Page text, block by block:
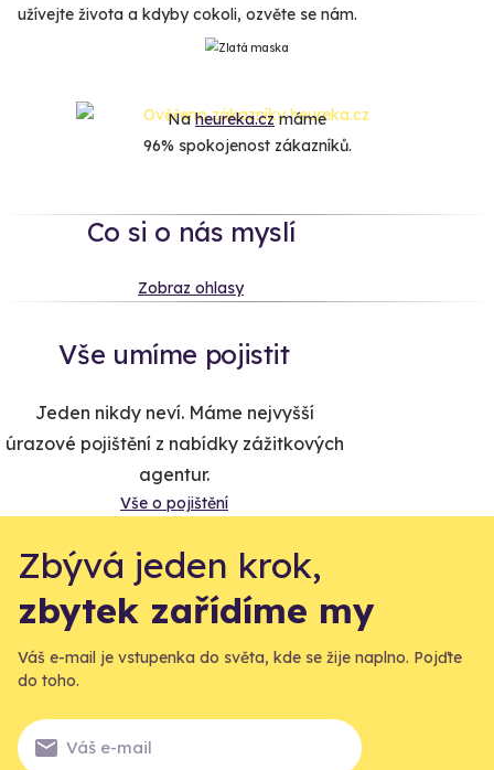
užívejte života a kdyby cokoli, ozvěte se nám.
Naheureka.czmáme
96% spokojenost zákazníků.
Co si o nás myslí
Zobraz ohlasy
Vše umíme pojistit
Jeden nikdy neví. Máme nejvyšší
úrazové pojištění z nabídky zážitkových
agentur.
Vše o pojištění
Zbývá jeden krok,
zbytek zařídíme my
Váš e-mail je vstupenka do světa, kde se žije naplno. Pojďte
do toho.